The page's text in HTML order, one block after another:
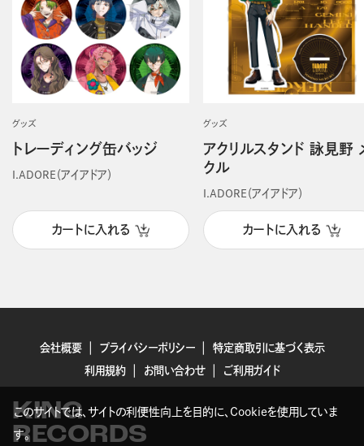
グッズ
トレーディング缶バッジ
I.ADORE（アイアドア）
カートに入れる
グッズ
アクリルスタンド 詠見野
クル
I.ADORE（アイアドア）
カートに入れる
会社概要 プライバシーポリシー
特定商取引に基づく表示
利用規約
お問い合わせ ご利用ガイド
KING
RECORDS
このサイトでは、サイトの利便性向上を目的に、Cookieを使用していま
す。